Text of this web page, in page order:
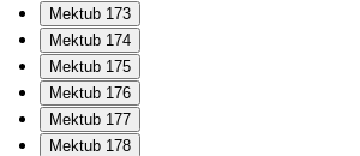
Mektub 173
Mektub 174
Mektub 175
Mektub 176
Mektub 177
Mektub 178